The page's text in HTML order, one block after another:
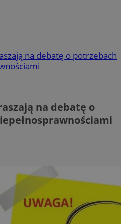
na debatę o potrzebach
na debatę o